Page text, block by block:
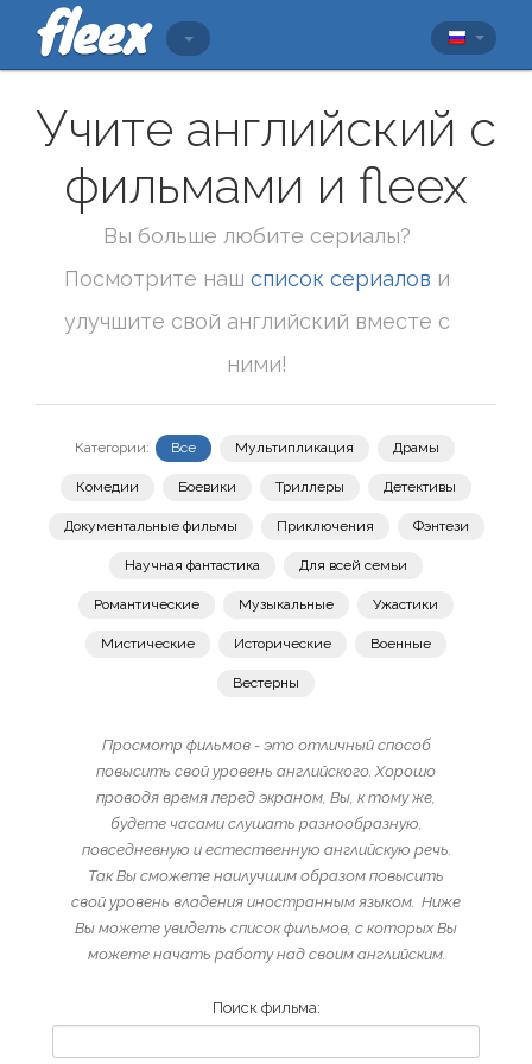
Учите английский с
фильмами и fleex
Вы больше любите сериалы?
Посмотрите наш список сериалов и
улучшите свой английский вместе с
ними!
Категории: Все Мультипликация Драмы
Комедии Боевики Триллеры Детективы
Документальные фильмы Приключения Фэнтези
Научная фантастика Для всей семьи
Романтические Музыкальные Ужастики
Мистические Исторические Военные
Вестерны
Просмотр фильмов - это отличный способ
повысить свой уровень английского. Хорошо
проводя время перед экраном, Вы, к тому же,
будете часами слушать разнообразную,
повседневную и естественную английскую речь.
Так Вы сможете наилучшим образом повысить
свой уровень владения иностранным языком. Ниже
Вы можете увидеть список фильмов, с которых Вы
можете начать работу над своим английским.
Поиск фильма: